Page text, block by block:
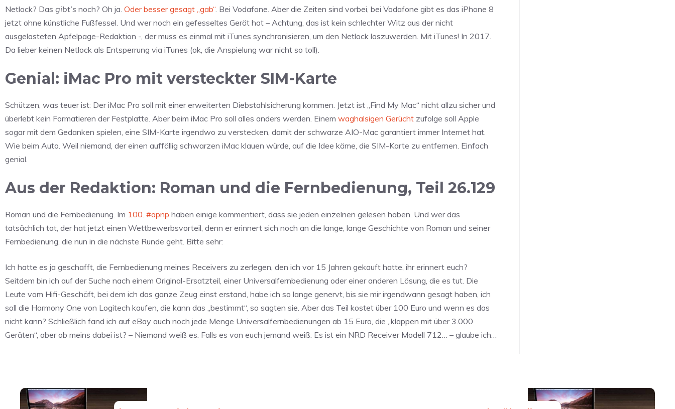
Netlock? Das gibt’s noch? Oh ja. Oder besser gesagt „gab“ . Bei Vodafone. Aber die Zeiten sind vorbei, bei Vodafone gibt es das iPhone 8
jetzt ohne künstliche Fußfessel. Und wer noch ein gefesseltes Gerät hat – Achtung, das ist kein schlechter Witz aus der nicht
ausgelasteten Apfelpage-Redaktion -, der muss es einmal mit iTunes synchronisieren, um den Netlock loszuwerden. Mit iTunes! In 2017.
Da lieber keinen Netlock als Entsperrung via iTunes (ok, die Anspielung war nicht so toll).
Genial: iMac Pro mit versteckter SIM-Karte
Schützen, was teuer ist: Der iMac Pro soll mit einer erweiterten Diebstahlsicherung kommen. Jetzt ist „Find My Mac“ nicht allzu sicher und
überlebt kein Formatieren der Festplatte. Aber beim iMac Pro soll alles anders werden. Einem waghalsigen Gerücht zufolge soll Apple
sogar mit dem Gedanken spielen, eine SIM-Karte irgendwo zu verstecken, damit der schwarze AIO-Mac garantiert immer Internet hat.
Wie beim Auto. Weil niemand, der einen auffällig schwarzen iMac klauen würde, auf die Idee käme, die SIM-Karte zu entfernen. Einfach
genial.
Aus der Redaktion: Roman und die Fernbedienung, Teil 26.129
Roman und die Fernbedienung. Im 100. #apnp haben einige kommentiert, dass sie jeden einzelnen gelesen haben. Und wer das
tatsächlich tat, der hat jetzt einen Wettbewerbsvorteil, denn er erinnert sich noch an die lange, lange Geschichte von Roman und seiner
Fernbedienung, die nun in die nächste Runde geht. Bitte sehr:
Ich hatte es ja geschafft, die Fernbedienung meines Receivers zu zerlegen, den ich vor 15 Jahren gekauft hatte, ihr erinnert euch?
Seitdem bin ich auf der Suche nach einem Original-Ersatzteil, einer Universalfernbedienung oder einer anderen Lösung, die es tut. Die
Leute vom Hifi-Geschäft, bei dem ich das ganze Zeug einst erstand, habe ich so lange genervt, bis sie mir irgendwann gesagt haben, ich
soll die Harmony One von Logitech kaufen, die kann das „bestimmt“, so sagten sie. Aber das Teil kostet über 100 Euro und wenn es das
nicht kann? Schließlich fand ich auf eBay auch noch jede Menge Universalfernbedienungen ab 15 Euro, die „klappen mit über 3.000
Geräten“, aber ob meins dabei ist? – Niemand weiß es. Falls es von euch jemand weiß: Es ist ein NRD Receiver Modell 712… – glaube ich…